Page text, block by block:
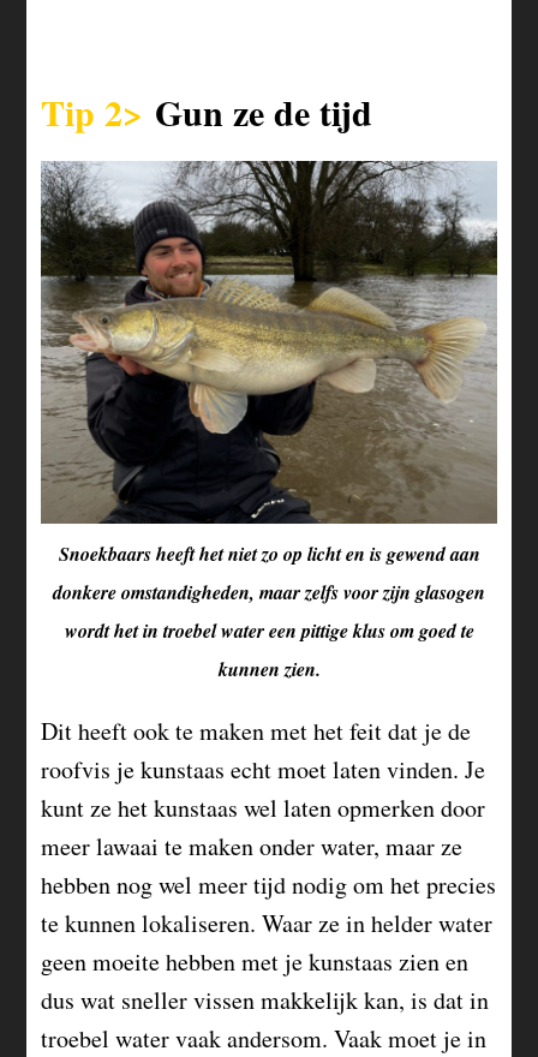
Tip 2> Gun ze de tijd
Snoekbaars heeft het niet zo op licht en is gewend aan
donkere omstandigheden, maar zelfs voor zijn glasogen
wordt het in troebel water een pittige klus om goed te
kunnen zien.
Dit heeft ook te maken met het feit dat je de
roofvis je kunstaas echt moet laten vinden. Je
kunt ze het kunstaas wel laten opmerken door
meer lawaai te maken onder water, maar ze
hebben nog wel meer tijd nodig om het precies
te kunnen lokaliseren. Waar ze in helder water
geen moeite hebben met je kunstaas zien en
dus wat sneller vissen makkelijk kan, is dat in
troebel water vaak andersom. Vaak moet je in